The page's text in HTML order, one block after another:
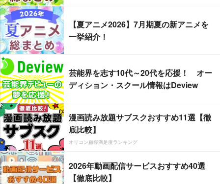
【夏アニメ2026】7月期夏の新アニメを
一挙紹介！
芸能界を志す10代～20代を応援！ オー
ディション・スクール情報はDeview
漫画読み放題サブスクおすすめ11選【徹
底比較】
オリコン顧客満足度ランキング
2026年動画配信サービスおすすめ40選
【徹底比較】